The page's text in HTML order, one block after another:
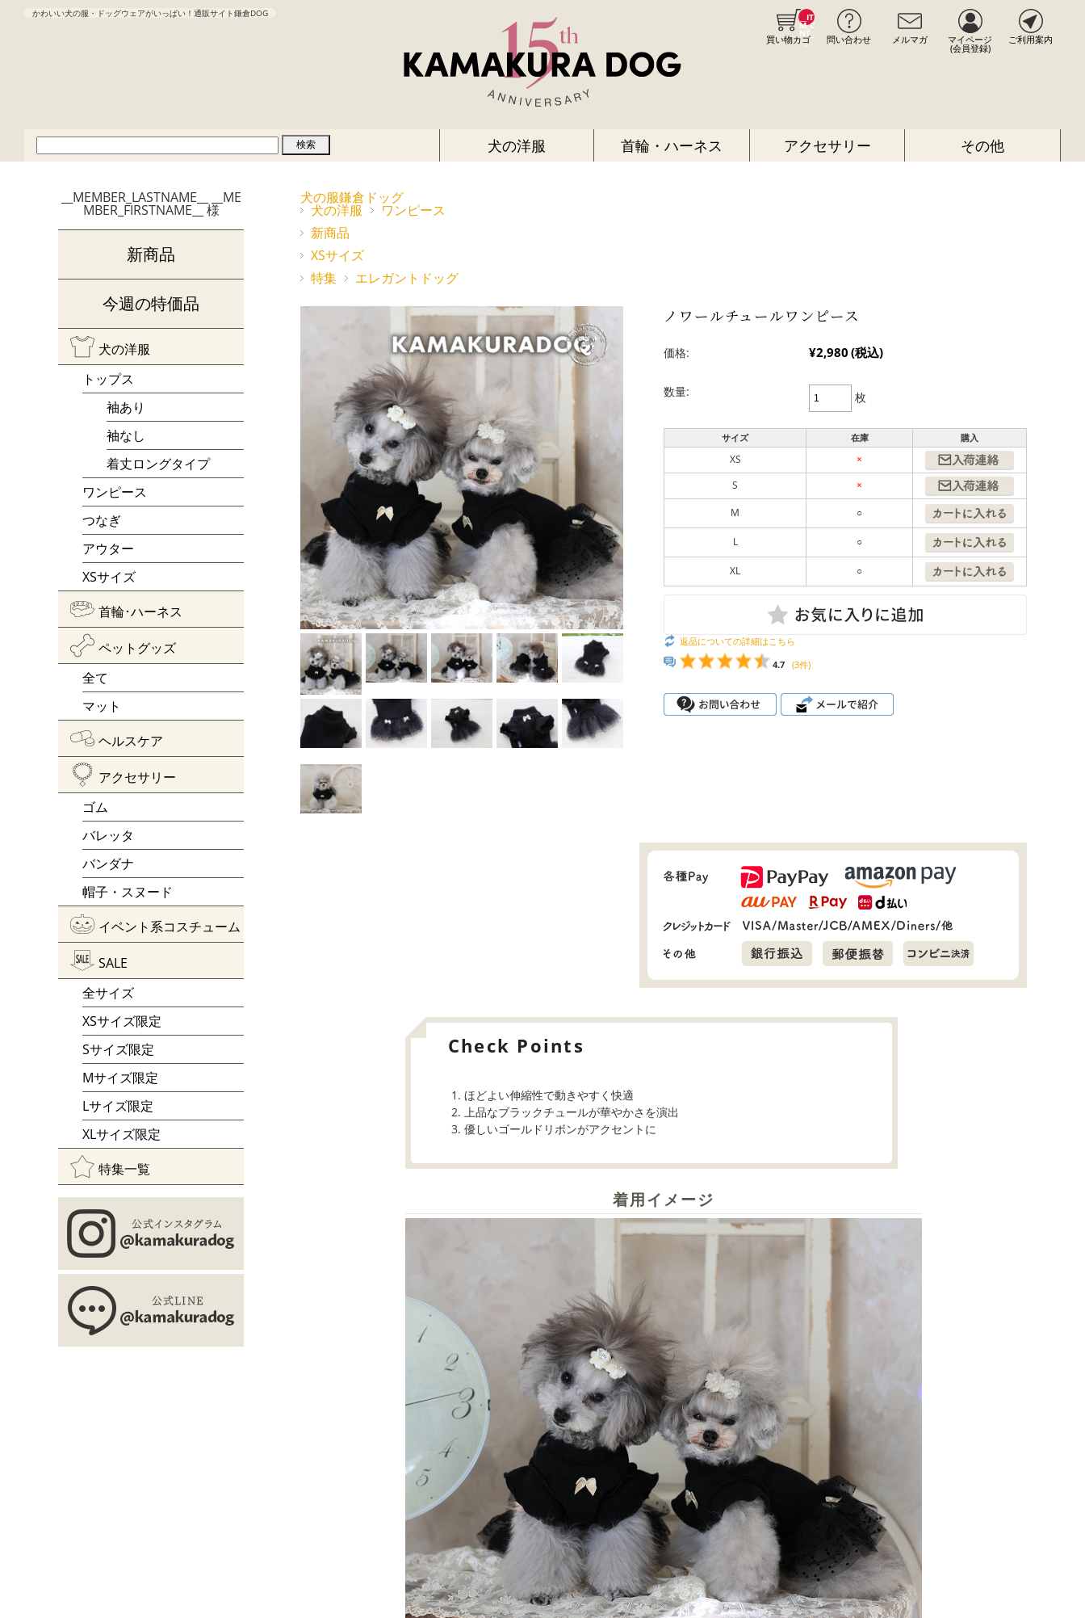
かわいい犬の服・ドッグウェアがいっぱい！通販サイト鎌倉DOG __IT
M_C
NT_
_
買い物カゴ 問い合わせ メルマガ マイページ
(会員登録)
ご利用案内
犬の洋服 首輪・ハーネス アクセサリー その他
犬の服鎌倉ドッグ
犬の洋服
ワンピース
新商品
XSサイズ
特集
エレガントドッグ
ノワールチュールワンピース
価格: ¥2,980(税込)
数量: 枚
サイズ 在庫 購入
XS
×
S
×
M
○
L ○
XL ○
返品についての詳細はこちら
4.7 (3件)
Check Points
ほどよい伸縮性で動きやすく快適
上品なブラックチュールが華やかさを演出
優しいゴールドリボンがアクセントに
着用イメージ
__MEMBER_LASTNAME__ __ME
MBER_FIRSTNAME__ 様
新商品
今週の特価品
犬の洋服
トップス
袖あり
袖なし
着丈ロングタイプ
ワンピース
つなぎ
アウター
XSサイズ
首輪･ハーネス
ペットグッズ
全て
マット
ヘルスケア
アクセサリー
ゴム
バレッタ
バンダナ
帽子・スヌード
イベント系コスチューム
SALE
全サイズ
XSサイズ限定
Sサイズ限定
Mサイズ限定
Lサイズ限定
XLサイズ限定
特集一覧